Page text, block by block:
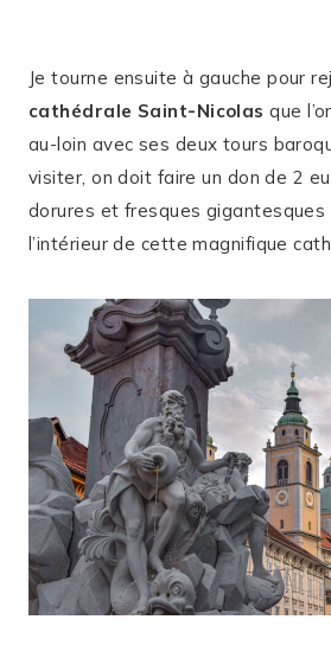
Je tourne ensuite à gauche pour
cathédrale Saint-Nicolas que
au-loin avec ses deux tours
visiter, on doit faire un don de 2
dorures et fresques gigantesques
l’intérieur de cette magnifique